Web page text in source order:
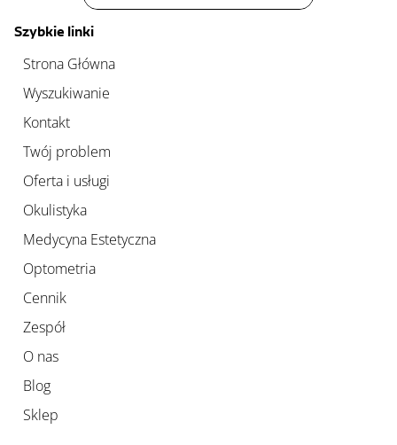
Szybkie linki
Strona Główna
Wyszukiwanie
Kontakt
Twój problem
Oferta i usługi
Okulistyka
Medycyna Estetyczna
Optometria
Cennik
Zespół
O nas
Blog
Sklep